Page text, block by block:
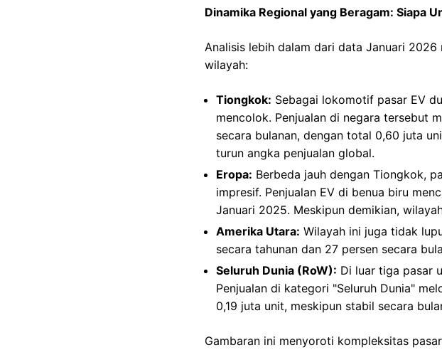
Dinamika Regional yang Beragam: Siapa
Analisis lebih dalam dari data Januari
wilayah:
Tiongkok: Sebagai lokomotif pasar EV
mencolok. Penjualan di negara tersebut
secara bulanan, dengan total 0,60 juta
turun angka penjualan global.
Eropa: Berbeda jauh dengan Tiongkok,
impresif. Penjualan EV di benua biru
Januari 2025. Meskipun demikian,
Amerika Utara: Wilayah ini juga tidak
secara tahunan dan 27 persen secara
Seluruh Dunia (RoW): Di luar tiga pasar
Penjualan di kategori "Seluruh Dunia"
0,19 juta unit, meskipun stabil secara
Gambaran ini menyoroti kompleksitas